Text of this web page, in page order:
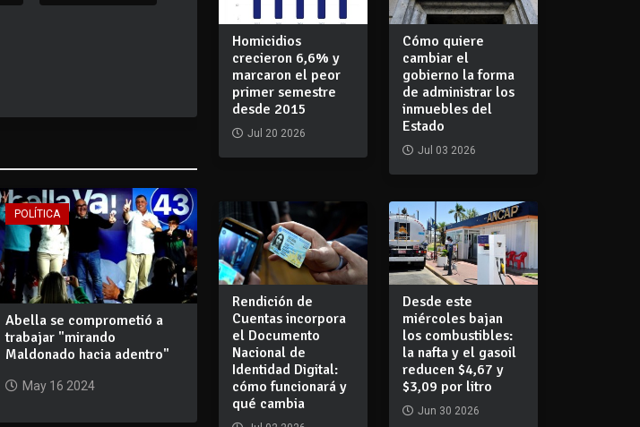
POLÍTICA
Abella se comprometió a
trabajar "mirando
Maldonado hacia adentro"
May 16 2024
Homicidios
crecieron 6,6% y
marcaron el peor
primer semestre
desde 2015
Jul 20 2026
Cómo quiere
cambiar el
gobierno la forma
de administrar los
inmuebles del
Estado
Jul 03 2026
Rendición de
Cuentas incorpora
el Documento
Nacional de
Identidad Digital:
cómo funcionará y
qué cambia
Desde este
miércoles bajan
los combustibles:
la nafta y el gasoil
reducen $4,67 y
$3,09 por litro
Jun 30 2026